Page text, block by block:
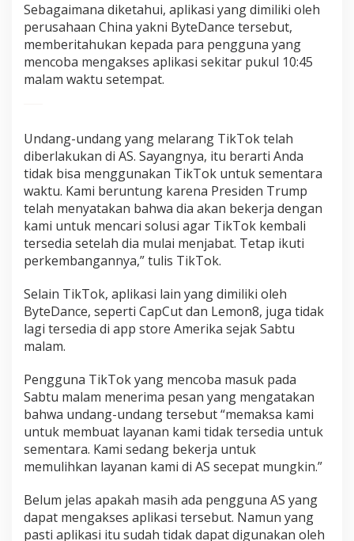
u
t
D
i
b
l
r
Sebagaimana diketahui, aplikasi yang dimiliki oleh
perusahaan China yakni ByteDance tersebut,
memberitahukan kepada para pengguna yang
mencoba mengakses aplikasi sekitar pukul 10:45
malam waktu setempat.
Undang-undang yang melarang TikTok telah
diberlakukan di AS. Sayangnya, itu berarti Anda
tidak bisa menggunakan TikTok untuk sementara
waktu. Kami beruntung karena Presiden Trump
telah menyatakan bahwa dia akan bekerja dengan
kami untuk mencari solusi agar TikTok kembali
tersedia setelah dia mulai menjabat. Tetap ikuti
perkembangannya,” tulis TikTok.
Selain TikTok, aplikasi lain yang dimiliki oleh
ByteDance, seperti CapCut dan Lemon8, juga tidak
lagi tersedia di app store Amerika sejak Sabtu
malam.
Pengguna TikTok yang mencoba masuk pada
Sabtu malam menerima pesan yang mengatakan
bahwa undang-undang tersebut “memaksa kami
untuk membuat layanan kami tidak tersedia untuk
sementara. Kami sedang bekerja untuk
memulihkan layanan kami di AS secepat mungkin.”
Belum jelas apakah masih ada pengguna AS yang
dapat mengakses aplikasi tersebut. Namun yang
pasti aplikasi itu sudah tidak dapat digunakan oleh